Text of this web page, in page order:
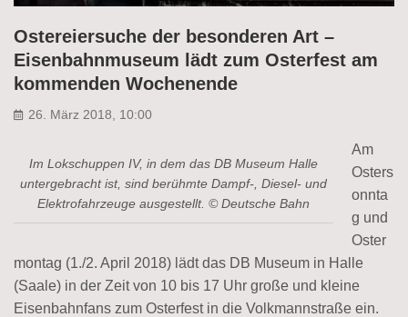
Ostereiersuche der besonderen Art –
Eisenbahnmuseum lädt zum Osterfest am
kommenden Wochenende
26. März 2018, 10:00
Im Lokschuppen IV, in dem das DB Museum Halle
untergebracht ist, sind berühmte Dampf-, Diesel- und
Elektrofahrzeuge ausgestellt. © Deutsche Bahn
Am
Osters
onnta
g und
Oster
montag (1./2. April 2018) lädt das DB Museum in Halle
(Saale) in der Zeit von 10 bis 17 Uhr große und kleine
Eisenbahnfans zum Osterfest in die Volkmannstraße ein.